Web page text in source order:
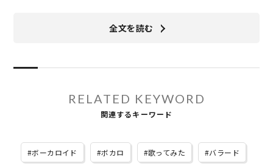
全文を読む
RELATED KEYWORD
関連するキーワード
ボーカロイド ボカロ 歌ってみた バラード